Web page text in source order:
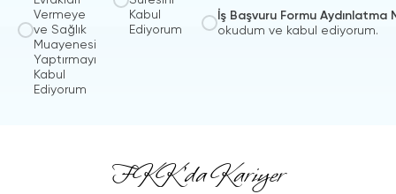
Vermeye
ve Sağlık
Muayenesi
Yaptırmayı
Kabul
Ediyorum
Kabul
Ediyorum
okudum ve kabul ediyorum.
FKK'da Kariyer